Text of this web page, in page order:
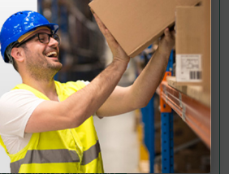
qui ont déjà acheté ce